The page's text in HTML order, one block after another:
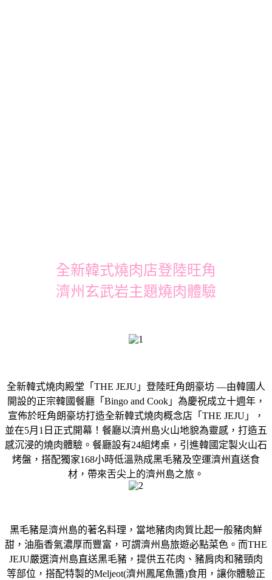
全新韓式燒肉店登陸旺角
濟州玄武岩主題燒肉體驗
全新韓式燒肉殿堂「THE JEJU」登陸旺角朗豪坊 —由韓國人
開設的正宗韓國餐廳「Bingo and Cook」為慶祝成立十週年，
宣佈於旺角朗豪坊打造全新韓式燒肉概念店「THE JEJU」，
並在5月1日正式開幕！餐廳以濟州島火山地貌為靈感，打造五
感沉浸的燒肉體驗。餐廳設有24組烤桌，引進韓國定製火山石
烤盤，搭配獨家168小時低溫熟成黑毛豬及空運濟州直送食
材，帶來舌尖上的濟州島之旅。
黑毛豬是濟州島的著名料理，當地豬肉肉質比起一般豬肉鮮
甜，油脂香氣濃厚而豐富，可謂濟州島旅遊必點菜色。而THE
JEJU嚴選濟州島直送黑毛豬，提供五花肉、豬肩肉和豬頸肉
等部位，搭配特製的Meljeot(濟州鳳尾魚醬)食用，讓你體驗正